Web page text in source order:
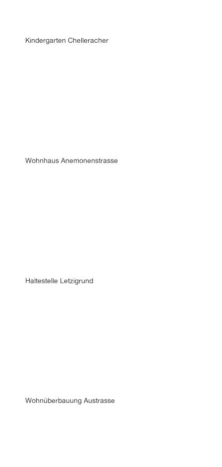
Haltestelle Letzigrund
Wohnüberbauung Austrasse
Wohnhaus Anemonenstrasse
Kindergarten Chelleracher